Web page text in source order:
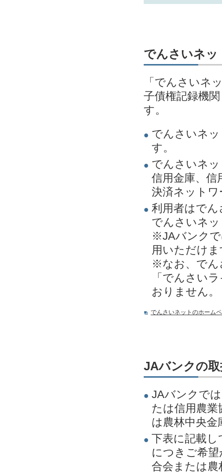
でんさいネッ
「でんさいネ
子債権記録機
す。
でんさいネ
す。
でんさいネ
信用金庫、信
決済ネット
利用者はで
でんさいネ
※JAバンクで
用いただけま
※なお、でん
「でんさい
おりません。
でんさいネットのホーム
JAバンクの
JAバンクで
たは信用農業
は農林中央
下表に記載
につきご希
合会または